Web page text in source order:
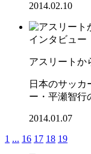
2014.02.10
インタビュー
アスリート
日本のサッカ
ー・平瀬智行
2014.01.07
1 ... 16 17 18 19